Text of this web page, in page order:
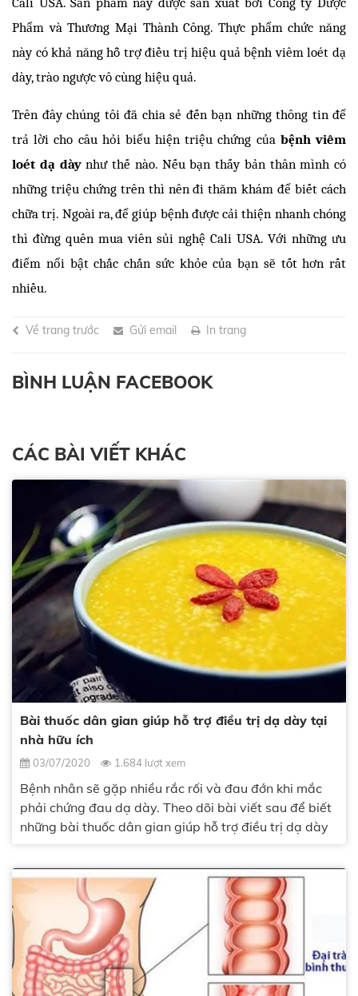
Phẩm và Thương Mại Thành Công. Thực phẩm chức năng
này có khả năng hỗ trợ điều trị hiệu quả bệnh viêm loét dạ
dày, trào ngược vô cùng hiệu quả.
Trên đây chúng tôi đã chia sẻ đến bạn những thông tin để
trả lời cho câu hỏi biểu hiện triệu chứng của bệnh viêm
loét dạ dày như thế nào. Nếu bạn thấy bản thân mình có
những triệu chứng trên thì nên đi thăm khám để biết cách
chữa trị. Ngoài ra, để giúp bệnh được cải thiện nhanh chóng
thì đừng quên mua viên sủi nghệ Cali USA. Với những ưu
điểm nổi bật chắc chắn sức khỏe của bạn sẽ tốt hơn rất
nhiều.
Về trang trước Gửi email In trang
BÌNH LUẬN FACEBOOK
CÁC BÀI VIẾT KHÁC
Bài thuốc dân gian giúp hỗ trợ điều trị dạ dày tại
nhà hữu ích
03/07/2020 1.684 lượt xem
Bệnh nhân sẽ gặp nhiều rắc rối và đau đớn khi mắc
phải chứng đau dạ dày. Theo dõi bài viết sau để biết
những bài thuốc dân gian giúp hỗ trợ điều trị dạ dày